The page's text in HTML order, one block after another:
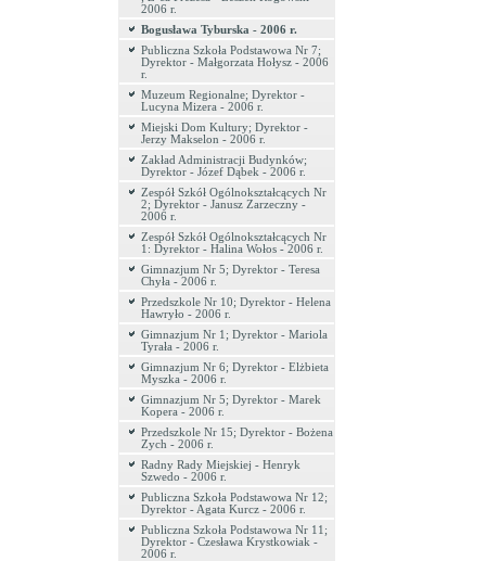
2006 r.
Bogusława Tyburska - 2006 r.
Publiczna Szkoła Podstawowa Nr 7;
Dyrektor - Małgorzata Hołysz - 2006
r.
Muzeum Regionalne; Dyrektor -
Lucyna Mizera - 2006 r.
Miejski Dom Kultury; Dyrektor -
Jerzy Makselon - 2006 r.
Zakład Administracji Budynków;
Dyrektor - Józef Dąbek - 2006 r.
Zespół Szkół Ogólnokształcących Nr
2; Dyrektor - Janusz Zarzeczny -
2006 r.
Zespół Szkół Ogólnokształcących Nr
1: Dyrektor - Halina Wołos - 2006 r.
Gimnazjum Nr 5; Dyrektor - Teresa
Chyła - 2006 r.
Przedszkole Nr 10; Dyrektor - Helena
Hawryło - 2006 r.
Gimnazjum Nr 1; Dyrektor - Mariola
Tyrała - 2006 r.
Gimnazjum Nr 6; Dyrektor - Elżbieta
Myszka - 2006 r.
Gimnazjum Nr 5; Dyrektor - Marek
Kopera - 2006 r.
Przedszkole Nr 15; Dyrektor - Bożena
Zych - 2006 r.
Radny Rady Miejskiej - Henryk
Szwedo - 2006 r.
Publiczna Szkoła Podstawowa Nr 12;
Dyrektor - Agata Kurcz - 2006 r.
Publiczna Szkoła Podstawowa Nr 11;
Dyrektor - Czesława Krystkowiak -
2006 r.